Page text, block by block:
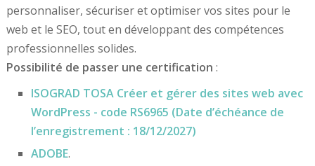
personnaliser, sécuriser et optimiser vos sites pour le
web et le SEO, tout en développant des compétences
professionnelles solides.
Possibilité de passer une certification :
ISOGRAD TOSA Créer et gérer des sites web avec
WordPress - code RS6965 (Date d’échéance de
l’enregistrement : 18/12/2027)
ADOBE.